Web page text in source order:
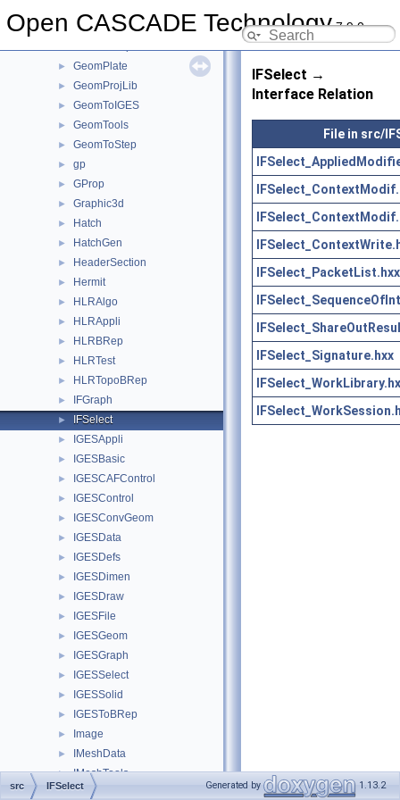
Open CASCADE Technology7.9.0
GeomliteTest
► GeomPlate
► GeomProjLib
► GeomToIGES
► GeomTools
► GeomToStep
► gp
► GProp
► Graphic3d
► Hatch
► HatchGen
► HeaderSection
► Hermit
► HLRAlgo
► HLRAppli
► HLRBRep
► HLRTest
► HLRTopoBRep
► IFGraph
► IFSelect
► IGESAppli
► IGESBasic
► IGESCAFControl
► IGESControl
► IGESConvGeom
► IGESData
► IGESDefs
► IGESDimen
► IGESDraw
► IGESFile
► IGESGeom
► IGESGraph
► IGESSelect
► IGESSolid
► IGESToBRep
► Image
► IMeshData
► IMeshTools
► IntAna
IFSelect →
Interface Relation
File in src/
IFSelect_PacketList.hxx
IFSelect_Signature.hxx
src IFSelect Generated by 1.13.2